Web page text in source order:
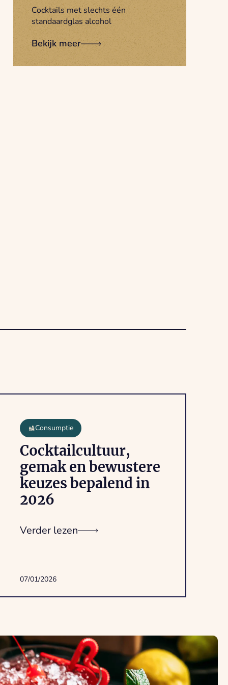
Cocktails met slechts één
standaardglas alcohol
Bekijk meer
Consumptie
Cocktailcultuur,
gemak en bewustere
keuzes bepalend in
2026
Verder lezen
07/01/2026